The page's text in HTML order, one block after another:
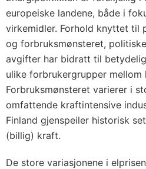
europeiske landene, både i
virkemidler. Forhold knyttet til
og forbruksmønsteret,
avgifter har bidratt til
ulike forbrukergrupper mellom
Forbruksmønsteret varierer i
omfattende kraftintensive
Finland gjenspeiler historisk
(billig) kraft.
De store variasjonene i